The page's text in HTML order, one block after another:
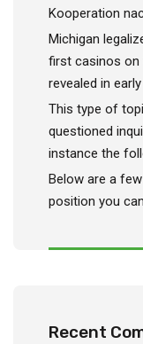
Kooperation
Michigan
first casinos
revealed in early
This type of
questioned
instance the
Below are a
position you
Recent